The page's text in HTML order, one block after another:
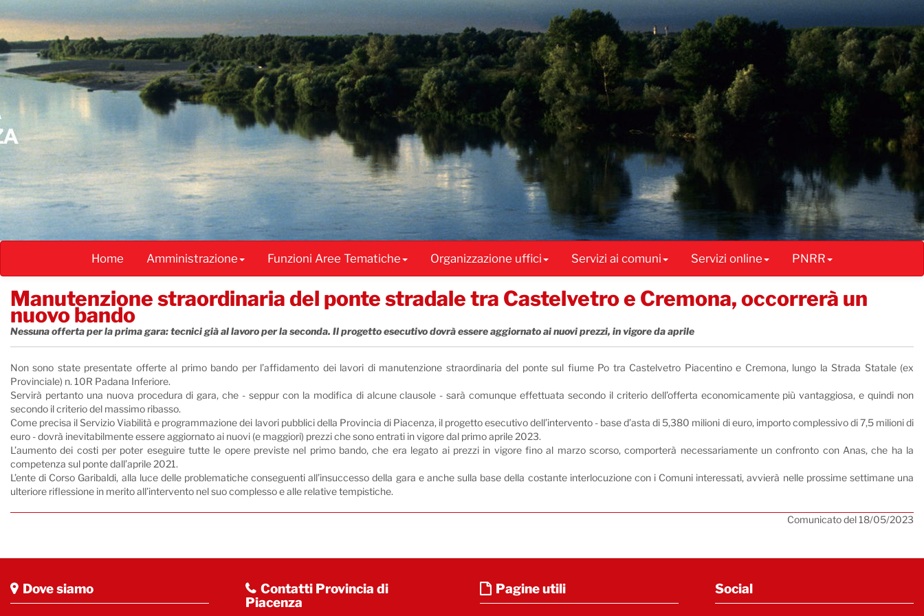
al
contenuto
principale
Home Amministrazione Funzioni Aree Tematiche Organizzazione uffici Servizi ai comuni Servizi online PNRR
Manutenzione straordinaria del ponte stradale tra Castelvetro e Cremona, occorrerà un
nuovo bando
Nessuna offerta per la prima gara: tecnici già al lavoro per la seconda. Il progetto esecutivo dovrà essere aggiornato ai nuovi prezzi, in vigore da aprile
Non sono state presentate offerte al primo bando per l’affidamento dei lavori di manutenzione straordinaria del ponte sul fiume Po tra Castelvetro Piacentino e Cremona, lungo la Strada Statale (ex
Provinciale) n. 10R Padana Inferiore.
Servirà pertanto una nuova procedura di gara, che - seppur con la modifica di alcune clausole - sarà comunque effettuata secondo il criterio dell’offerta economicamente più vantaggiosa, e quindi non
secondo il criterio del massimo ribasso.
Come precisa il Servizio Viabilità e programmazione dei lavori pubblici della Provincia di Piacenza, il progetto esecutivo dell’intervento - base d’asta di 5,380 milioni di euro, importo complessivo di 7,5 milioni di
euro - dovrà inevitabilmente essere aggiornato ai nuovi (e maggiori) prezzi che sono entrati in vigore dal primo aprile 2023.
L’aumento dei costi per poter eseguire tutte le opere previste nel primo bando, che era legato ai prezzi in vigore fino al marzo scorso, comporterà necessariamente un confronto con Anas, che ha la
competenza sul ponte dall’aprile 2021.
L’ente di Corso Garibaldi, alla luce delle problematiche conseguenti all’insuccesso della gara e anche sulla base della costante interlocuzione con i Comuni interessati, avvierà nelle prossime settimane una
ulteriore riflessione in merito all’intervento nel suo complesso e alle relative tempistiche.
Comunicato del 18/05/2023
Dove siamo
Contatti Provincia di
Piacenza
Pagine utili Social